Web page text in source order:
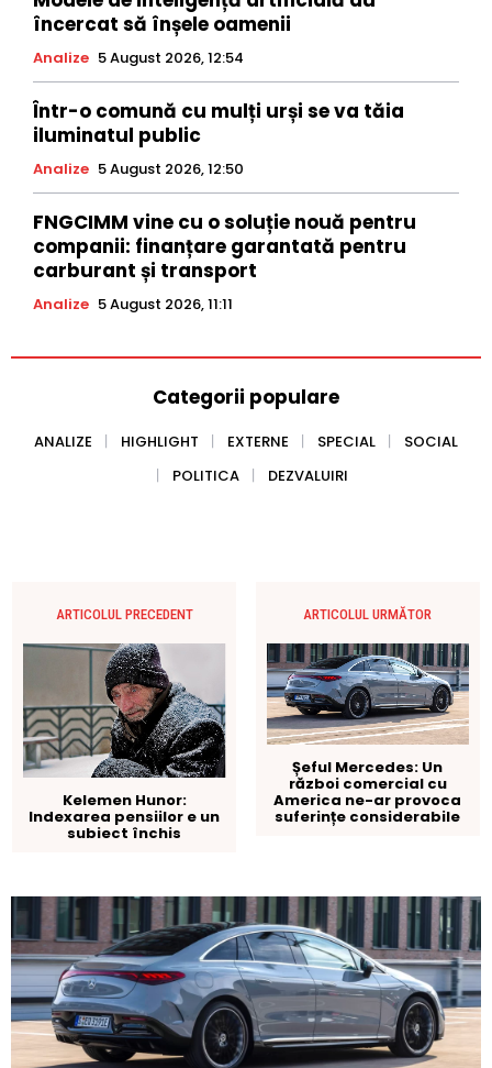
încercat să înșele oamenii
Analize 5 August 2026, 12:54
Într-o comună cu mulți urși se va tăia
iluminatul public
Analize 5 August 2026, 12:50
FNGCIMM vine cu o soluție nouă pentru
companii: finanțare garantată pentru
carburant și transport
Analize 5 August 2026, 11:11
Categorii populare
ANALIZE HIGHLIGHT EXTERNE SPECIAL
SOCIAL
POLITICA
DEZVALUIRI
ARTICOLUL PRECEDENT
Kelemen Hunor:
Indexarea pensiilor e un
subiect închis
ARTICOLUL URMĂTOR
Șeful Mercedes: Un
război comercial cu
America ne-ar provoca
suferințe considerabile